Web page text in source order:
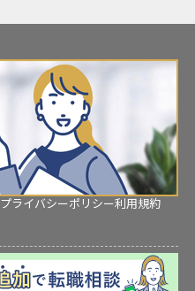
プライバシーポリシー利用規約